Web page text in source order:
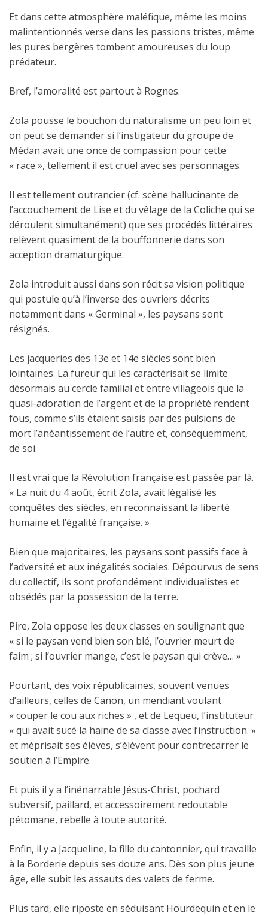
Et dans cette atmosphère maléfique, même les moins
malintentionnés verse dans les passions tristes, même
les pures bergères tombent amoureuses du loup
prédateur.
Bref, l’amoralité est partout à Rognes.
Zola pousse le bouchon du naturalisme un peu loin et
on peut se demander si l’instigateur du groupe de
Médan avait une once de compassion pour cette
« race », tellement il est cruel avec ses personnages.
Il est tellement outrancier (cf. scène hallucinante de
l’accouchement de Lise et du vêlage de la Coliche qui se
déroulent simultanément) que ses procédés littéraires
relèvent quasiment de la bouffonnerie dans son
acception dramaturgique.
Zola introduit aussi dans son récit sa vision politique
qui postule qu’à l’inverse des ouvriers décrits
notamment dans « Germinal », les paysans sont
résignés.
Les jacqueries des 13e et 14e siècles sont bien
lointaines. La fureur qui les caractérisait se limite
désormais au cercle familial et entre villageois que la
quasi-adoration de l’argent et de la propriété rendent
fous, comme s’ils étaient saisis par des pulsions de
mort l’anéantissement de l’autre et, conséquemment,
de soi.
Il est vrai que la Révolution française est passée par là.
« La nuit du 4 août, écrit Zola, avait légalisé les
conquêtes des siècles, en reconnaissant la liberté
humaine et l’égalité française. »
Bien que majoritaires, les paysans sont passifs face à
l’adversité et aux inégalités sociales. Dépourvus de sens
du collectif, ils sont profondément individualistes et
obsédés par la possession de la terre.
Pire, Zola oppose les deux classes en soulignant que
« si le paysan vend bien son blé, l’ouvrier meurt de
faim ; si l’ouvrier mange, c’est le paysan qui crève… »
Pourtant, des voix républicaines, souvent venues
d’ailleurs, celles de Canon, un mendiant voulant
« couper le cou aux riches » , et de Lequeu, l’instituteur
« qui avait sucé la haine de sa classe avec l’instruction. »
et méprisait ses élèves, s’élèvent pour contrecarrer le
soutien à l’Empire.
Et puis il y a l’inénarrable Jésus-Christ, pochard
subversif, paillard, et accessoirement redoutable
pétomane, rebelle à toute autorité.
Enfin, il y a Jacqueline, la fille du cantonnier, qui travaille
à la Borderie depuis ses douze ans. Dès son plus jeune
âge, elle subit les assauts des valets de ferme.
Plus tard, elle riposte en séduisant Hourdequin et en le